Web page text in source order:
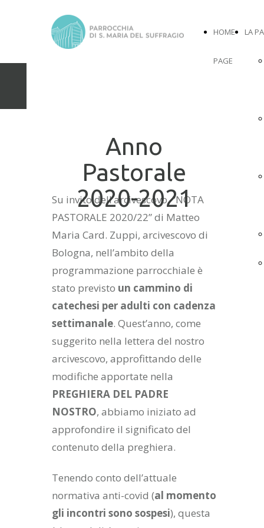
HOME
PAGE
LA
Anno
Pastorale
2020-2021
Su invito dell’arcivescovo, “NOTA
PASTORALE 2020/22” di Matteo
Maria Card. Zuppi, arcivescovo di
Bologna, nell’ambito della
programmazione parrocchiale è
stato previsto un cammino di
catechesi per adulti con cadenza
settimanale. Quest’anno, come
suggerito nella lettera del nostro
arcivescovo, approfittando delle
modifiche apportate nella
PREGHIERA DEL PADRE
NOSTRO, abbiamo iniziato ad
approfondire il significato del
contenuto della preghiera.
Tenendo conto dell’attuale
normativa anti-covid (al momento
gli incontri sono sospesi), questa